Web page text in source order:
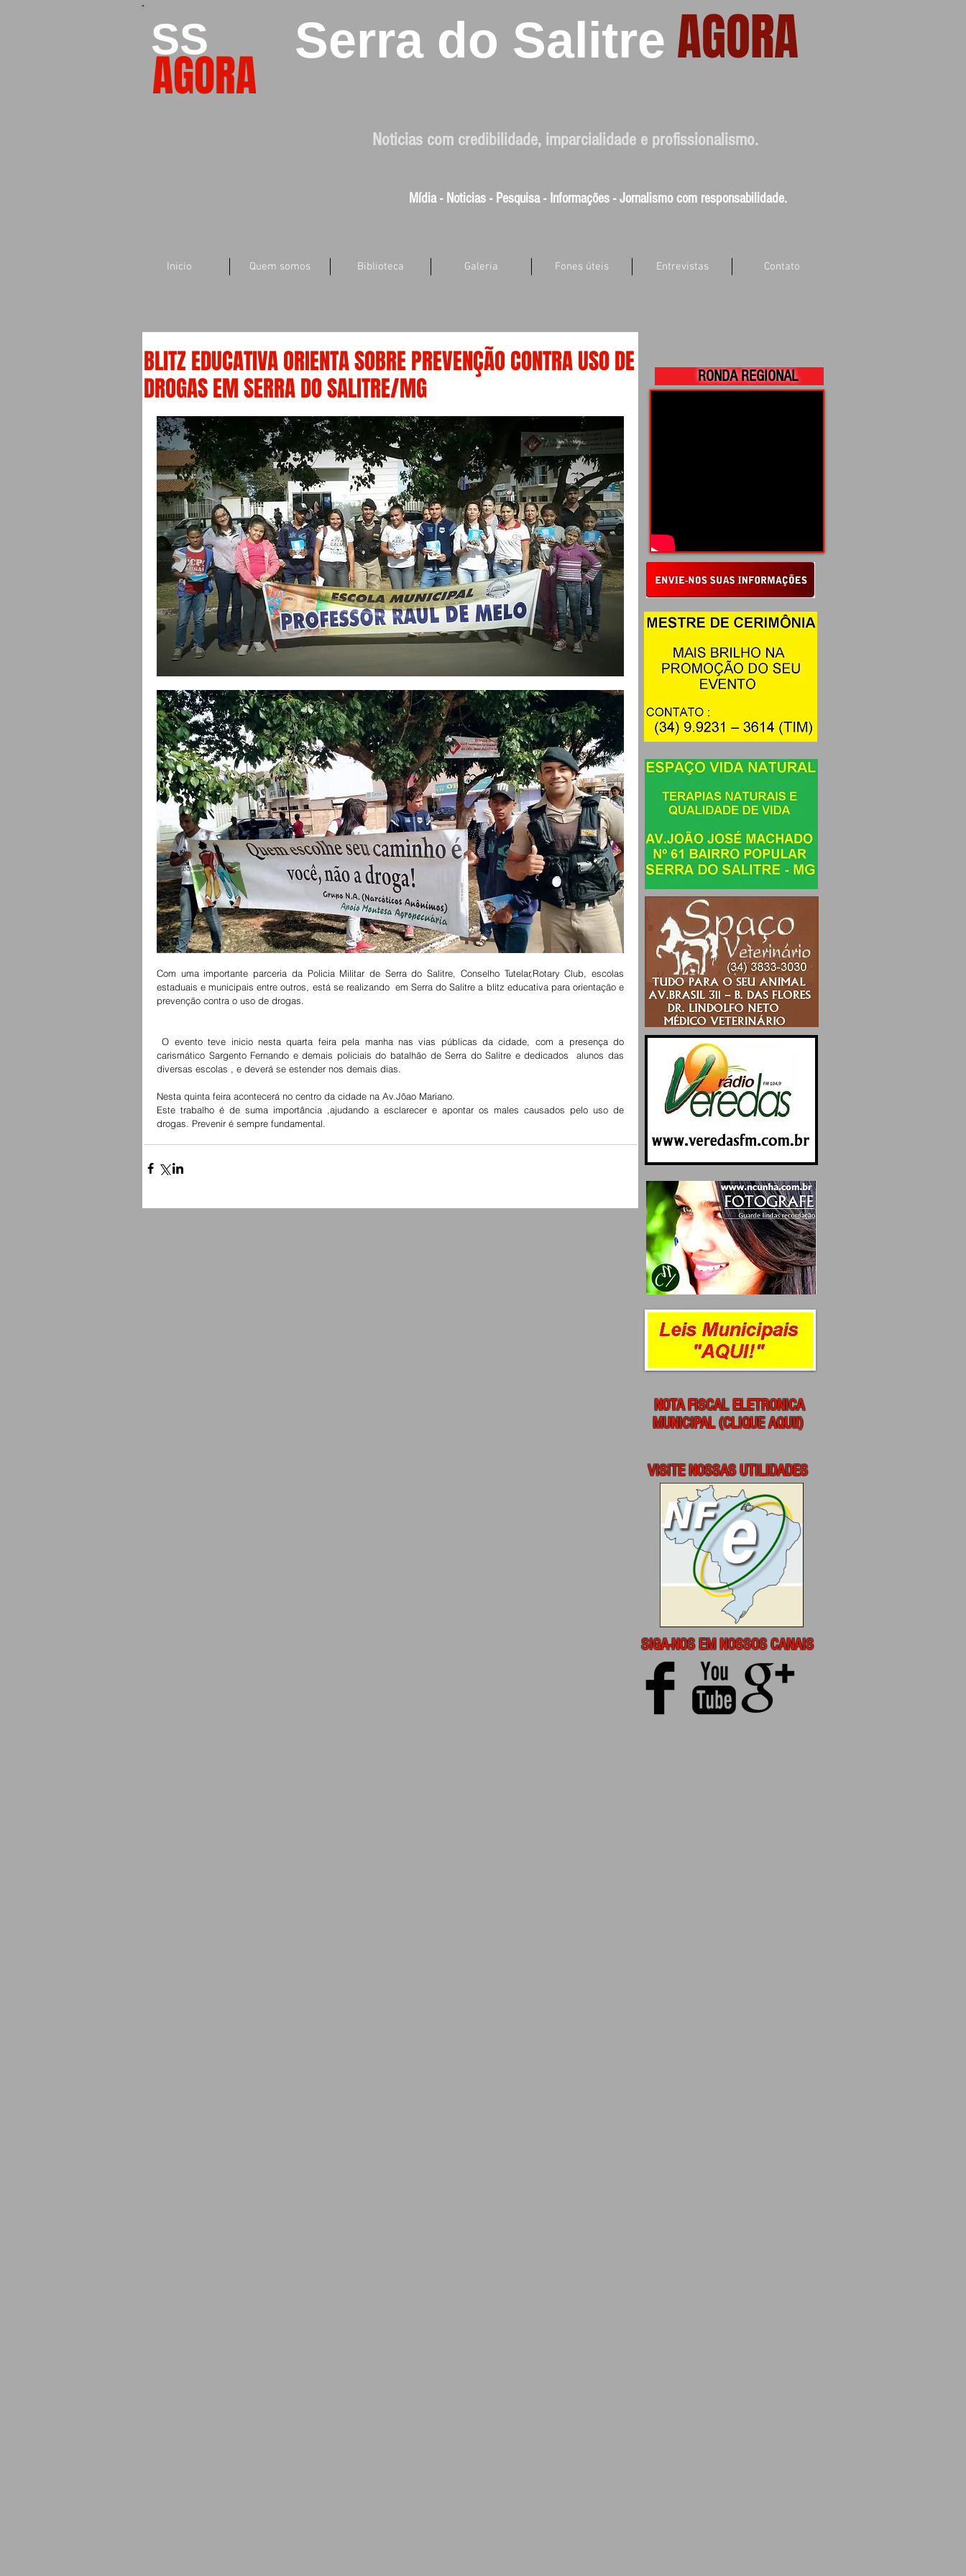
SS
AGORA
Serra do Salitre AGORA
Noticias com credibilidade, imparcialidade e profissionalismo.
Mídia - Noticias - Pesquisa - Informações - Jornalismo com responsabilidade.
Inicio Quem somos Biblioteca Galeria Fones úteis Entrevistas Contato
BLITZ EDUCATIVA ORIENTA SOBRE PREVENÇÃO CONTRA USO DE
DROGAS EM SERRA DO SALITRE/MG
Com uma importante parceria da Policia Militar de Serra do Salitre, Conselho Tutelar,Rotary Club, escolas
estaduais e municipais entre outros, está se realizando  em Serra do Salitre a blitz educativa para orientação e
prevenção contra o uso de drogas.
O evento teve inicio nesta quarta feira pela manha nas vias públicas da cidade, com a presença do
carismático Sargento Fernando e demais policiais do batalhão de Serra do Salitre e dedicados  alunos das
diversas escolas , e deverá se estender nos demais dias.
Nesta quinta feira acontecerá no centro da cidade na Av.Jõao Mariano.
Este trabalho é de suma importância ,ajudando a esclarecer e apontar os males causados pelo uso de
drogas. Prevenir é sempre fundamental.
RONDA REGIONAL
NOTA FISCAL ELETRONICA
MUNICIPAL (CLIQUE AQUI!)
VISITE NOSSAS UTILIDADES
SIGA-NOS EM NOSSOS CANAIS